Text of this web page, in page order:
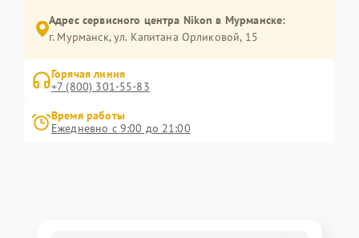
Адрес сервисного центра Nikon в Мурманске:
г. Мурманск, ул. Капитана Орликовой, 15
Горячая линия
+7 (800) 301-55-83
Время работы
Ежедневно с 9:00 до 21:00